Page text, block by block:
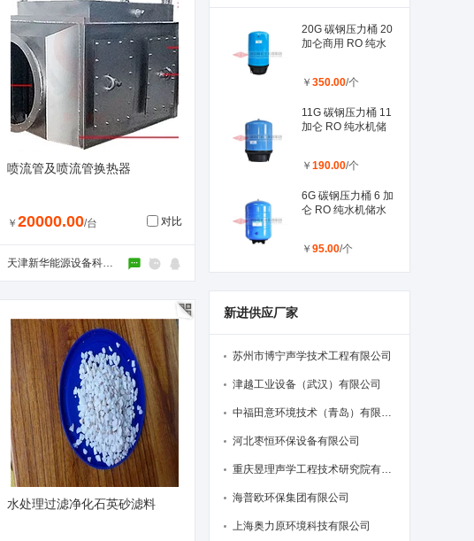
喷流管及喷流管换热器
￥ 20000.00/台 对比
天津新华能源设备科技有限公司
水处理过滤净化石英砂滤料
20G 碳钢压力桶 20
加仑商用 RO 纯水
￥ 350.00/个
11G 碳钢压力桶 11
加仑 RO 纯水机储
￥ 190.00/个
6G 碳钢压力桶 6 加
仑 RO 纯水机储水
￥ 95.00/个
新进供应厂家
苏州市博宁声学技术工程有限公司
津越工业设备（武汉）有限公司
中福田意环境技术（青岛）有限公司
河北枣恒环保设备有限公司
重庆昱理声学工程技术研究院有限公司
海普欧环保集团有限公司
上海奥力原环境科技有限公司